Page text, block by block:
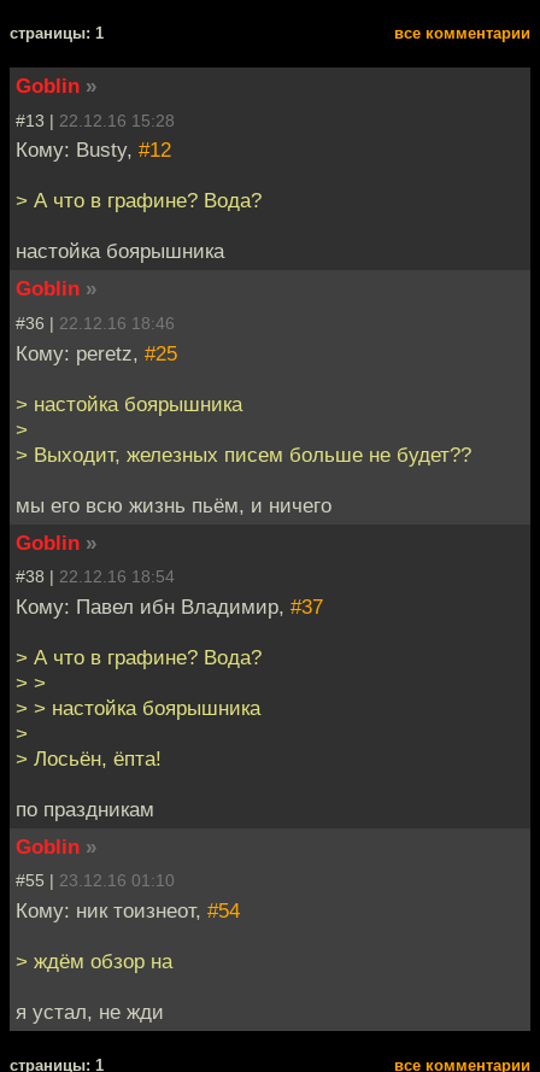
cтраницы: 1 все комментарии
Goblin »
#13 | 22.12.16 15:28
Кому: Busty, #12
> А что в графине? Вода?
настойка боярышника
Goblin »
#36 | 22.12.16 18:46
Кому: peretz, #25
> настойка боярышника
>
> Выходит, железных писем больше не будет??
мы его всю жизнь пьём, и ничего
Goblin »
#38 | 22.12.16 18:54
Кому: Павел ибн Владимир, #37
> А что в графине? Вода?
> >
> > настойка боярышника
>
> Лосьён, ёпта!
по праздникам
Goblin »
#55 | 23.12.16 01:10
Кому: ник тоизнеот, #54
> ждём обзор на
я устал, не жди
cтраницы: 1 все комментарии